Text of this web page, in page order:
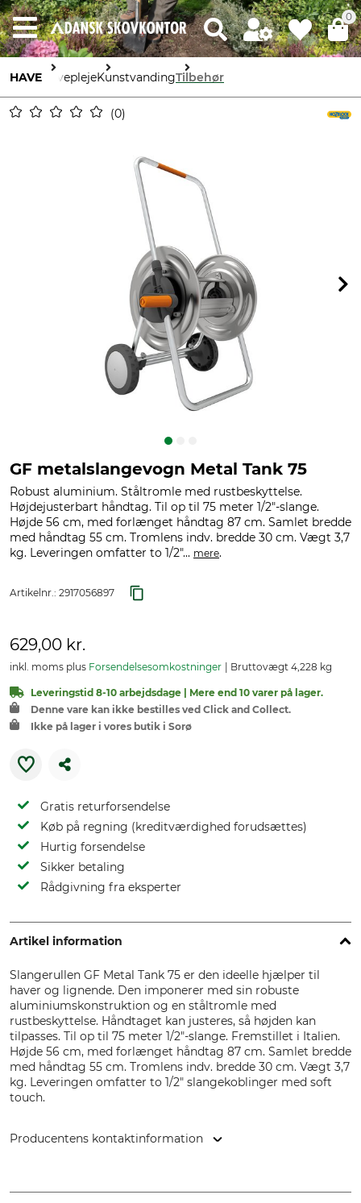
0
HAVE HaveplejeKunstvandingTilbehør
0
GF metalslangevogn Metal Tank 75
Robust aluminium. Ståltromle med rustbeskyttelse.
Højdejusterbart håndtag. Til op til 75 meter 1/2"-slange.
Højde 56 cm, med forlænget håndtag 87 cm. Samlet bredde
med håndtag 55 cm. Tromlens indv. bredde 30 cm. Vægt 3,7
kg. Leveringen omfatter to 1/2"... mere.
Artikelnr.: 2917056897
629,00 kr.
inkl. moms plus Forsendelsesomkostninger Bruttovægt 4,228 kg
Leveringstid 8-10 arbejdsdage | Mere end 10 varer på lager.
Denne vare kan ikke bestilles ved Click and Collect.
Ikke på lager i vores butik i Sorø
Gratis returforsendelse
Køb på regning (kreditværdighed forudsættes)
Hurtig forsendelse
Sikker betaling
Rådgivning fra eksperter
Artikel information
Slangerullen GF Metal Tank 75 er den ideelle hjælper til
haver og lignende. Den imponerer med sin robuste
aluminiumskonstruktion og en ståltromle med
rustbeskyttelse. Håndtaget kan justeres, så højden kan
tilpasses. Til op til 75 meter 1/2"-slange. Fremstillet i Italien.
Højde 56 cm, med forlænget håndtag 87 cm. Samlet bredde
med håndtag 55 cm. Tromlens indv. bredde 30 cm. Vægt 3,7
kg. Leveringen omfatter to 1/2" slangekoblinger med soft
touch.
Producentens kontaktinformation
Netherlands, www.hozelock.de